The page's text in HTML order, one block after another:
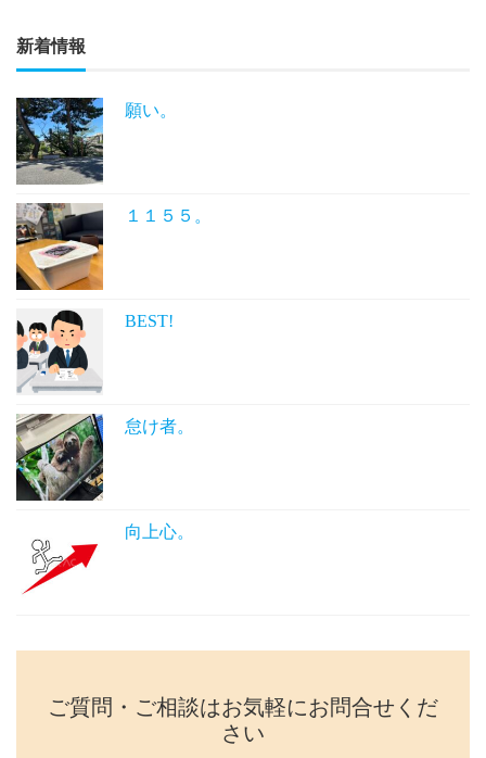
新着情報
願い。
１１５５。
BEST!
怠け者。
向上心。
ご質問・ご相談はお気軽にお問合せくだ
さい